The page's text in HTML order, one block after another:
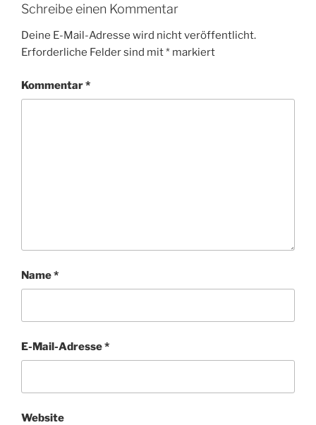
Schreibe einen Kommentar
Deine E-Mail-Adresse wird nicht veröffentlicht.
Erforderliche Felder sind mit* markiert
Kommentar*
Name*
E-Mail-Adresse*
Website